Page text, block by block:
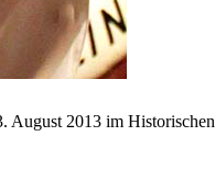
August 2013 im Historischen